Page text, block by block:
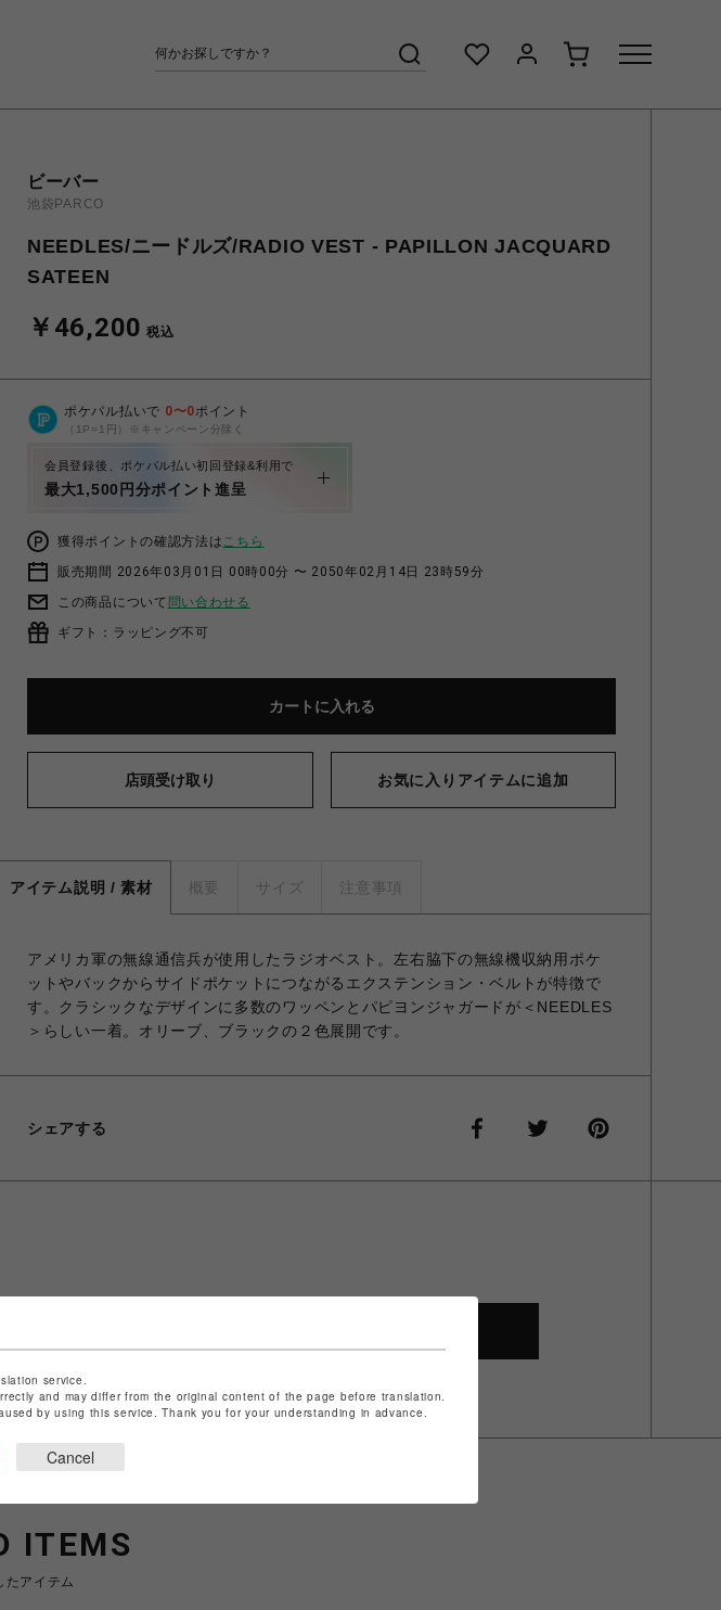
ビーバー
池袋PARCO
NEEDLES/ニードルズ/RADIO VEST - PAPILLON JACQUARD
SATEEN
￥46,200 税込
ポケパル払いで 0〜0ポイント
（1P=1円）※キャンペーン分除く
会員登録後、ポケパル払い初回登録&利用で
最大1,500円分ポイント進呈
獲得ポイントの確認方法はこちら
販売期間 2026年03月01日 00時00分 〜 2050年02月14日 23時59分
この商品について 問い合わせる
ギフト：ラッピング不可
カートに入れる
店頭受け取り お気に入りアイテムに追加
アイテム説明 / 素材 概要 サイズ 注意事項
アメリカ軍の無線通信兵が使用したラジオベスト。左右脇下の無線機収納用ポケ
ットやバックからサイドポケットにつながるエクステンション・ベルトが特徴で
す。クラシックなデザインに多数のワッペンとパピヨンジャガードが＜NEEDLES
＞らしい一着。オリーブ、ブラックの２色展開です。
シェアする
こちら
ITEMS
たアイテム
service.
and may differ from the original content of the page before translation.
by using this service. Thank you for your understanding in advance.
Cancel